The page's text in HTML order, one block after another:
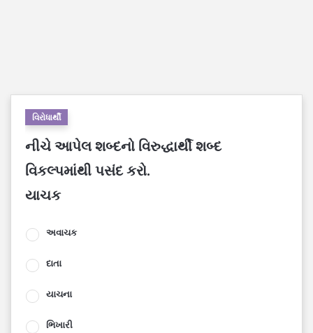
વિરોધાર્થી
નીચે આપેલ શબ્દનો વિરુદ્ધાર્થી શબ્દ
વિકલ્પમાંથી પસંદ કરો.
યાચક
અવાચક
દાતા
યાચના
ભિખારી